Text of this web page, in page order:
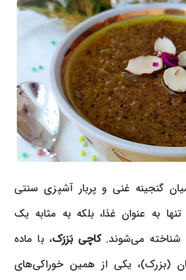
گنجینه غنی و پربار آشپزی سنتی
به عنوان غذا، بلکه به مثابه یک
می‌شوند.کاچی بَزرَک، با ماده
یکی از همین خوراکی‌های